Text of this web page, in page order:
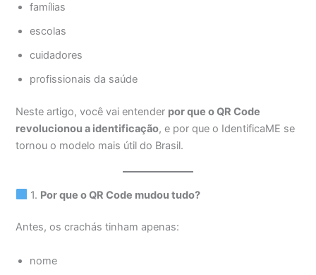
famílias
escolas
cuidadores
profissionais da saúde
Neste artigo, você vai entender por que o QR Code
revolucionou a identificação, e por que o IdentificaME se
tornou o modelo mais útil do Brasil.
1. Por que o QR Code mudou tudo?
Antes, os crachás tinham apenas:
nome